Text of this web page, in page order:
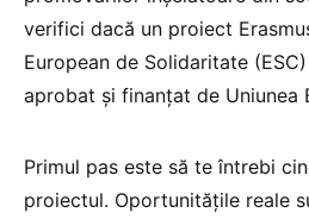
verifici dacă un proiect
European de Solidaritate
aprobat și finanțat de Uniunea
Primul pas este să te întrebi
proiectul. Oportunitățile reale